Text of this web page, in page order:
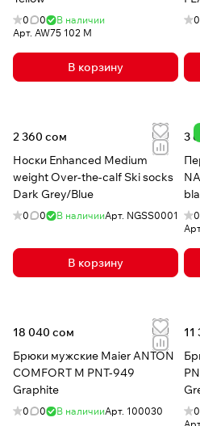
0 0
В наличии
Арт. AW75 102 M
В корзину
0
2 360 сом
Носки Enhanced Medium
weight Over-the-calf Ski socks
Dark Grey/Blue
0 0 В наличииАрт. NGSS0001
В корзину
3
0
18 040 сом
Брюки мужские Maier ANTON
COMFORT M PNT-949
Graphite
0 0 В наличииАрт. 100030
11
0